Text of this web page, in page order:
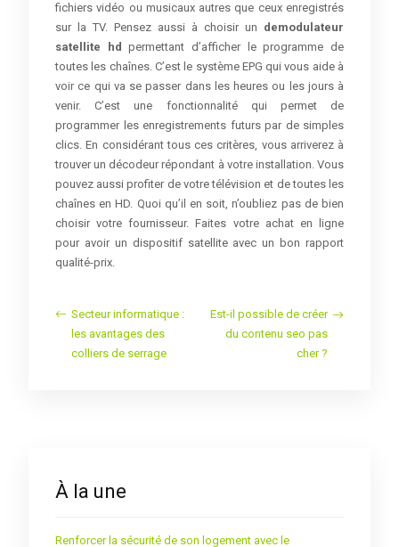
fichiers vidéo ou musicaux autres que ceux enregistrés
sur la TV. Pensez aussi à choisir un demodulateur
satellite hdpermettant d’afficher le programme de
toutes les chaînes. C’est le système EPG qui vous aide à
voir ce qui va se passer dans les heures ou les jours à
venir. C’est une fonctionnalité qui permet de
programmer les enregistrements futurs par de simples
clics. En considérant tous ces critères, vous arriverez à
trouver un décodeur répondant à votre installation. Vous
pouvez aussi profiter de votre télévision et de toutes les
chaînes en HD. Quoi qu’il en soit, n’oubliez pas de bien
choisir votre fournisseur. Faites votre achat en ligne
pour avoir un dispositif satellite avec un bon rapport
qualité-prix.
Secteur informatique :
les avantages des
colliers de serrage
Est-il possible de créer
du contenu seo pas
cher ?
À la une
Renforcer la sécurité de son logement avec le